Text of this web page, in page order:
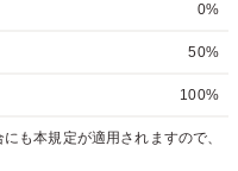
0%
50%
100%
も本規定が適用されますので、